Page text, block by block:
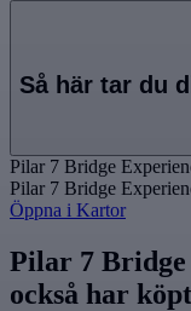
Så här tar du
Pilar 7 Bridge
Pilar 7 Bridge
Öppna i Kartor
Pilar 7 Bridge
också har köpt